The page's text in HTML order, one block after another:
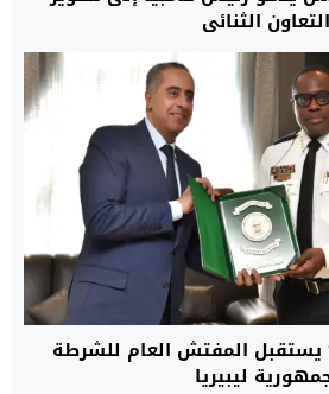
التعاون الثنائي
المفتش العام للشرطة
ليبيريا